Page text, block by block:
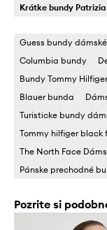
Krátke bundy Patrizia
Guess bundy dámské
Columbia bundy
Bundy Tommy
Blauer bunda
Turisticke bundy
Tommy hilfiger black
The North Face
Pánske prechodné
Pozrite si